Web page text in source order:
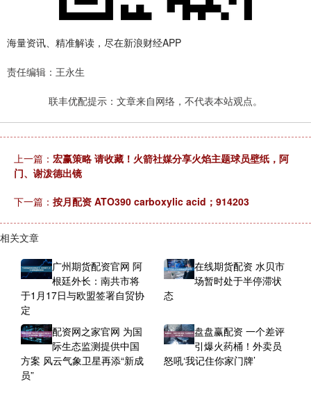
海量资讯、精准解读，尽在新浪财经APP
责任编辑：王永生
联丰优配提示：文章来自网络，不代表本站观点。
上一篇： 宏赢策略 请收藏！火箭社媒分享火焰主题球员壁纸，阿
门、谢泼德出镜
下一篇： 按月配资 ATO390 carboxylic acid；914203
相关文章
广州期货配资官网 阿
根廷外长：南共市将
于1月17日与欧盟签署自贸协
定
在线期货配资 水贝市
场暂时处于半停滞状
态
配资网之家官网 为国
际生态监测提供中国
方案 风云气象卫星再添“新成
员”
盘盘赢配资 一个差评
引爆火药桶！外卖员
怒吼‘我记住你家门牌’